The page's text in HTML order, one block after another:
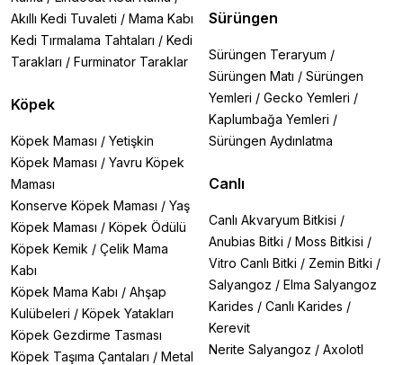
Akıllı Kedi Tuvaleti / Mama Kabı
Kedi Tırmalama Tahtaları / Kedi
Tarakları / Furminator Taraklar
Köpek
Köpek Maması / Yetişkin
Köpek Maması / Yavru Köpek
Maması
Konserve Köpek Maması / Yaş
Köpek Maması / Köpek Ödülü
Köpek Kemik / Çelik Mama
Kabı
Köpek Mama Kabı / Ahşap
Kulübeleri / Köpek Yatakları
Köpek Gezdirme Tasması
Köpek Taşıma Çantaları / Metal
Sürüngen
Sürüngen Teraryum /
Sürüngen Matı / Sürüngen
Yemleri / Gecko Yemleri /
Kaplumbağa Yemleri /
Sürüngen Aydınlatma
Canlı
Canlı Akvaryum Bitkisi /
Anubias Bitki / Moss Bitkisi /
Vitro Canlı Bitki / Zemin Bitki /
Salyangoz / Elma Salyangoz
Karides / Canlı Karides /
Kerevit
Nerite Salyangoz / Axolotl